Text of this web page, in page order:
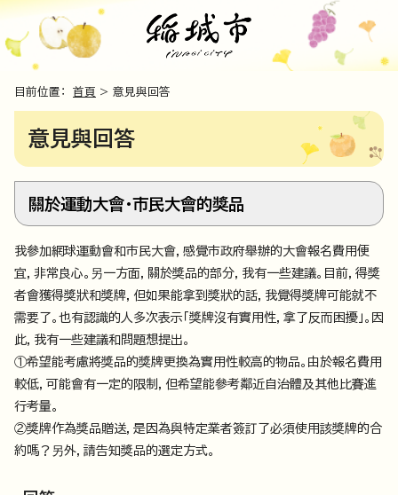
目前位置： 首頁 > 意見與回答
意見與回答
關於運動大會・市民大會的獎品
我參加網球運動會和市民大會，感覺市政府舉辦的大會報名費用便
宜，非常良心。另一方面，關於獎品的部分，我有一些建議。目前，得獎
者會獲得獎狀和獎牌，但如果能拿到獎狀的話，我覺得獎牌可能就不
需要了。也有認識的人多次表示「獎牌沒有實用性，拿了反而困擾」。因
此，我有一些建議和問題想提出。
①希望能考慮將獎品的獎牌更換為實用性較高的物品。由於報名費用
較低，可能會有一定的限制，但希望能參考鄰近自治體及其他比賽進
行考量。
②獎牌作為獎品贈送，是因為與特定業者簽訂了必須使用該獎牌的合
約嗎？另外，請告知獎品的選定方式。